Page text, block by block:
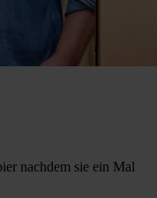
nachdem sie ein Mal